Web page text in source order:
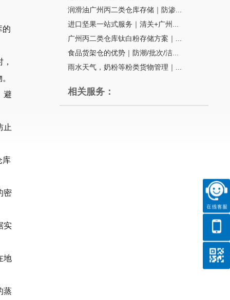
的
避
止
库
密
实
地
蒸
润滑油广州丙二类仓库存储｜防渗...
进口坚果一站式服务｜清关+广州...
广州丙二类仓库钛白粉存储方案｜...
食品货架仓的优势｜防潮/批次/洁...
雨水天气，奶粉等粉类货物管理｜...
相关服务：